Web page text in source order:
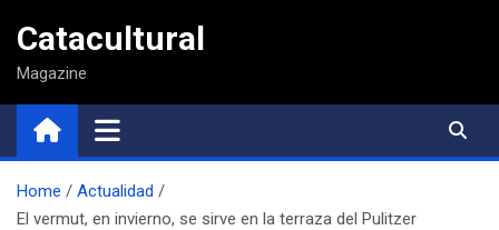
contenido
Catacultural
Magazine
Home
Actualidad
El vermut, en invierno, se sirve en la terraza del Pulitzer